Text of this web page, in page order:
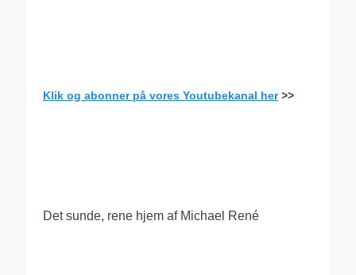
Klik og abonner på vores Youtubekanal her>>
Det sunde, rene hjem af Michael René